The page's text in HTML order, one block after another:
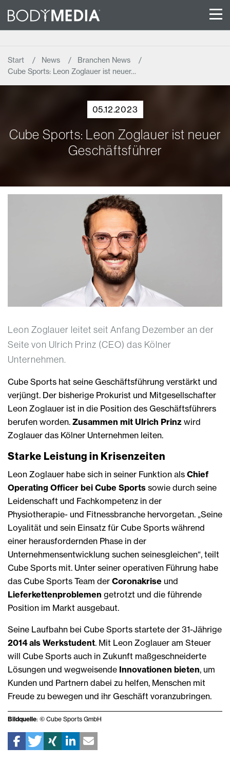
Start News
Branchen News
Cube Sports: Leon Zoglauer ist neuer…
05.12.2023
Cube Sports: Leon Zoglauer ist neuer
Geschäftsführer
Leon Zoglauer leitet seit Anfang Dezember an der
Seite von Ulrich Prinz (CEO) das Kölner
Unternehmen.
Cube Sports hat seine Geschäftsführung verstärkt und
verjüngt. Der bisherige Prokurist und Mitgesellschafter
Leon Zoglauer ist in die Position des Geschäftsführers
berufen worden. Zusammen mit Ulrich Prinz wird
Zoglauer das Kölner Unternehmen leiten.
Starke Leistung in Krisenzeiten
Leon Zoglauer habe sich in seiner Funktion als Chief
Operating Officer bei Cube Sports sowie durch seine
Leidenschaft und Fachkompetenz in der
Physiotherapie- und Fitnessbranche hervorgetan. „Seine
Loyalität und sein Einsatz für Cube Sports während
einer herausfordernden Phase in der
Unternehmensentwicklung suchen seinesgleichen“, teilt
Cube Sports mit. Unter seiner operativen Führung habe
das Cube Sports Team der Coronakrise und
Lieferkettenproblemen getrotzt und die führende
Position im Markt ausgebaut.
Seine Laufbahn bei Cube Sports startete der 31-Jährige
2014 als Werkstudent. Mit Leon Zoglauer am Steuer
will Cube Sports auch in Zukunft maßgeschneiderte
Lösungen und wegweisende Innovationen bieten, um
Kunden und Partnern dabei zu helfen, Menschen mit
Freude zu bewegen und ihr Geschäft voranzubringen.
Bildquelle: © Cube Sports GmbH